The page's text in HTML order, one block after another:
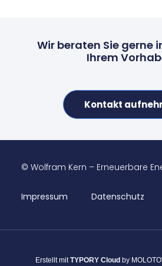
Wir beraten Sie gerne
Ihrem
Kontakt
© Wolfram Kern – Erneuerbare
Impressum Datenschutz
Erstellt mitTYPORY Cloud by